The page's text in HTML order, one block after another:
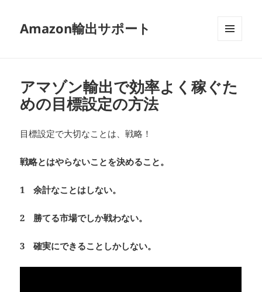
Amazon輸出サポート
アマゾン輸出で効率よく稼ぐた
めの目標設定の方法
目標設定で大切なことは、戦略！
戦略とはやらないことを決めること。
1 余計なことはしない。
2 勝てる市場でしか戦わない。
3 確実にできることしかしない。